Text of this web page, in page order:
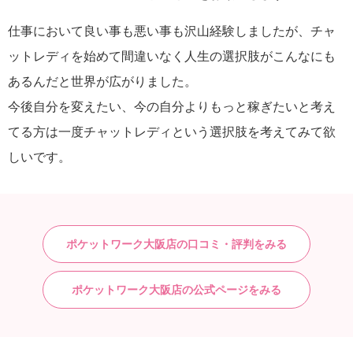
仕事において良い事も悪い事も沢山経験しましたが、チャ
ットレディを始めて間違いなく人生の選択肢がこんなにも
あるんだと世界が広がりました。
今後自分を変えたい、今の自分よりもっと稼ぎたいと考え
てる方は一度チャットレディという選択肢を考えてみて欲
しいです。
ポケットワーク大阪店の口コミ・評判をみる
ポケットワーク大阪店の公式ページをみる